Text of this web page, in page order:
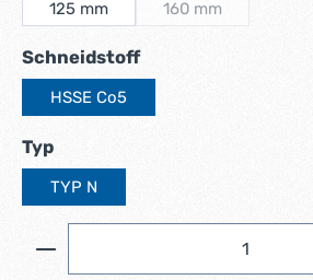
125 mm
160 mm
Schneidstoffauswählen
HSSE Co5
Typauswählen
TYP N
Produkt Anzahl: Gib den